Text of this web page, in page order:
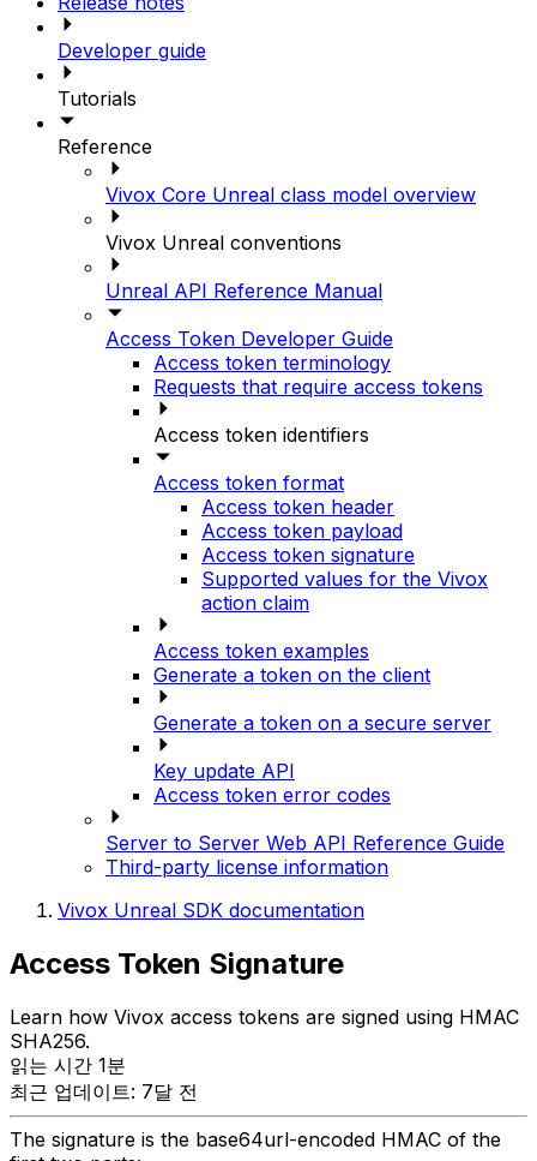
Developer guide
Tutorials
Reference
Vivox Core Unreal class model overview
Vivox Unreal conventions
Unreal API Reference Manual
Access Token Developer Guide
Access token terminology
Requests that require access tokens
Access token identifiers
Access token format
Access token header
Access token payload
Access token signature
Supported values for the Vivox
action claim
Access token examples
Generate a token on the client
Generate a token on a secure server
Key update API
Access token error codes
Server to Server Web API Reference Guide
Third-party license information
Vivox Unreal SDK documentation
Access Token Signature
Learn how Vivox access tokens are signed using HMAC
SHA256.
읽는 시간 1분
최근 업데이트: 7달 전
The signature is the base64url-encoded HMAC of the